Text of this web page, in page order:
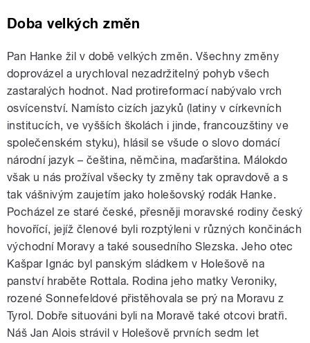
Doba velkých změn
Pan Hanke žil v době velkých změn. Všechny změny
doprovázel a urychloval nezadržitelný pohyb všech
zastaralých hodnot. Nad protireformací nabývalo vrch
osvícenství. Namísto cizích jazyků (latiny v církevních
institucích, ve vyšších školách i jinde, francouzštiny ve
společenském styku), hlásil se všude o slovo domácí
národní jazyk – čeština, němčina, maďarština. Málokdo
však u nás prožíval všecky ty změny tak opravdově a s
tak vášnivým zaujetím jako holešovský rodák Hanke.
Pocházel ze staré české, přesněji moravské rodiny český
hovořící, jejíž členové byli rozptýleni v různých končinách
východní Moravy a také sousedního Slezska. Jeho otec
Kašpar Ignác byl panským sládkem v Holešově na
panství hraběte Rottala. Rodina jeho matky Veroniky,
rozené Sonnefeldové přistěhovala se prý na Moravu z
Tyrol. Dobře situováni byli na Moravě také otcovi bratři.
Náš Jan Alois strávil v Holešově prvních sedm let